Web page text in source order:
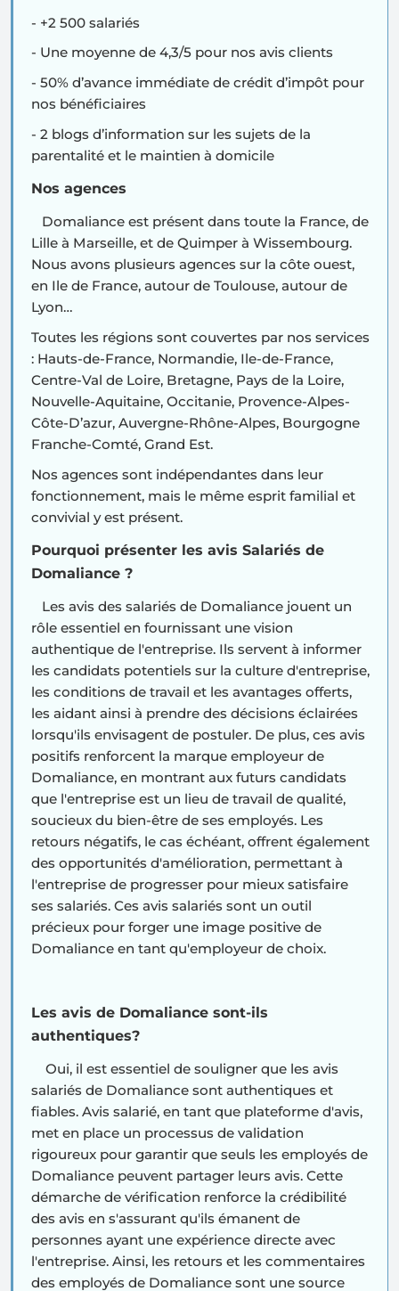
- +2 500 salariés
- Une moyenne de 4,3/5 pour nos avis clients
- 50% d’avance immédiate de crédit d’impôt pour
nos bénéficiaires
- 2 blogs d’information sur les sujets de la
parentalité et le maintien à domicile
Nos agences
Domaliance est présent dans toute la France, de
Lille à Marseille, et de Quimper à Wissembourg.
Nous avons plusieurs agences sur la côte ouest,
en Ile de France, autour de Toulouse, autour de
Lyon…
Toutes les régions sont couvertes par nos services
: Hauts-de-France, Normandie, Ile-de-France,
Centre-Val de Loire, Bretagne, Pays de la Loire,
Nouvelle-Aquitaine, Occitanie, Provence-Alpes-
Côte-D’azur, Auvergne-Rhône-Alpes, Bourgogne
Franche-Comté, Grand Est.
Nos agences sont indépendantes dans leur
fonctionnement, mais le même esprit familial et
convivial y est présent.
Pourquoi présenter les avis Salariés de
Domaliance ?
Les avis des salariés de Domaliance jouent un
rôle essentiel en fournissant une vision
authentique de l'entreprise. Ils servent à informer
les candidats potentiels sur la culture d'entreprise,
les conditions de travail et les avantages offerts,
les aidant ainsi à prendre des décisions éclairées
lorsqu'ils envisagent de postuler. De plus, ces avis
positifs renforcent la marque employeur de
Domaliance, en montrant aux futurs candidats
que l'entreprise est un lieu de travail de qualité,
soucieux du bien-être de ses employés. Les
retours négatifs, le cas échéant, offrent également
des opportunités d'amélioration, permettant à
l'entreprise de progresser pour mieux satisfaire
ses salariés. Ces avis salariés sont un outil
précieux pour forger une image positive de
Domaliance en tant qu'employeur de choix.
Les avis de Domaliance sont-ils
authentiques?
Oui, il est essentiel de souligner que les avis
salariés de Domaliance sont authentiques et
fiables. Avis salarié, en tant que plateforme d'avis,
met en place un processus de validation
rigoureux pour garantir que seuls les employés de
Domaliance peuvent partager leurs avis. Cette
démarche de vérification renforce la crédibilité
des avis en s'assurant qu'ils émanent de
personnes ayant une expérience directe avec
l'entreprise. Ainsi, les retours et les commentaires
des employés de Domaliance sont une source